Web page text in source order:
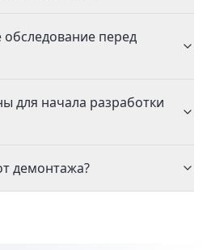
перед
для начала разработки
демонтажа?